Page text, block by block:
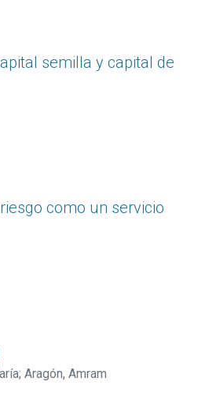
semilla y capital de
como un servicio
; Aragón, Amram